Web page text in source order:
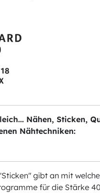
Nähen, Sticken,
Nähtechniken:
gibt an mit
für die Stärke